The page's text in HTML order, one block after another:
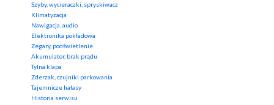
Szyby, wycieraczki, spryskiwacz
Klimatyzacja
Nawigacja, audio
Elektronika pokładowa
Zegary, podświetlenie
Akumulator, brak prądu
Tylna klapa
Zderzak, czujniki parkowania
Tajemnicze hałasy
Historia serwisu